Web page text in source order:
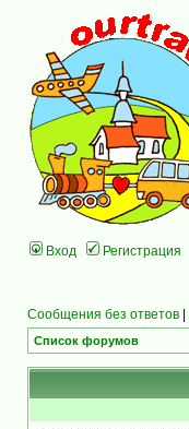
Вход Регистрация
Сообщения без ответов |
Список форумов